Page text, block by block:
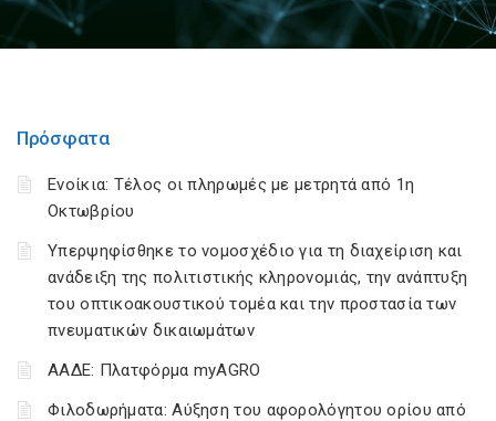
Πρόσφατα
Ενοίκια: Τέλος οι πληρωμές με μετρητά από 1η
Οκτωβρίου
Υπερψηφίσθηκε το νομοσχέδιο για τη διαχείριση και
ανάδειξη της πολιτιστικής κληρονομιάς, την ανάπτυξη
του οπτικοακουστικού τομέα και την προστασία των
πνευματικών δικαιωμάτων
ΑΑΔΕ: Πλατφόρμα myAGRO
Φιλοδωρήματα: Αύξηση του αφορολόγητου ορίου από